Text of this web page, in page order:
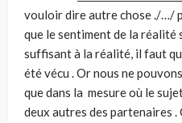
vouloir dire autre chose ./…/
que le sentiment de la réalité
suffisant à la réalité, il faut
été vécu . Or nous ne
que dans la mesure où le
deux autres des partenaires .